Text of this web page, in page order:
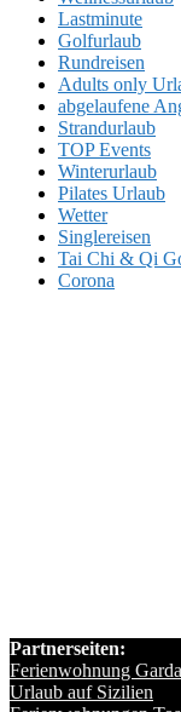
Lastminute
Golfurlaub
Rundreisen
Adults only
abgelaufene
Strandurlaub
TOP Events
Winterurlaub
Pilates Urlaub
Wetter
Singlereisen
Tai Chi & Qi
Corona
Partnerseiten:
Ferienwohnung
Urlaub auf Sizilien